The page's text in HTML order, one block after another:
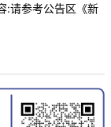
:请参考公告区《新